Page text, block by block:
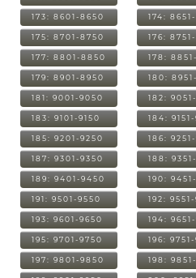
173: 8601-8650 174:
175: 8701-8750 176:
177: 8801-8850 178:
179: 8901-8950 180:
181: 9001-9050 182:
183: 9101-9150 184:
185: 9201-9250 186:
187: 9301-9350 188:
189: 9401-9450 190:
191: 9501-9550 192:
193: 9601-9650 194:
195: 9701-9750 196:
197: 9801-9850 198: